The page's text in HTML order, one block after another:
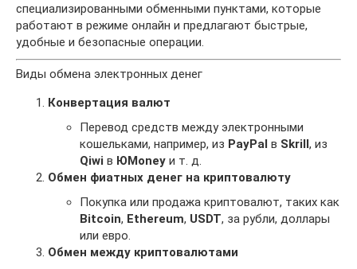
специализированными обменными пунктами, которые
работают в режиме онлайн и предлагают быстрые,
удобные и безопасные операции.
Виды обмена электронных денег
Конвертация валют
Перевод средств между электронными
кошельками, например, из PayPal в Skrill, из
Qiwi в ЮMoney и т. д.
Обмен фиатных денег на криптовалюту
Покупка или продажа криптовалют, таких как
Bitcoin, Ethereum, USDT, за рубли, доллары
или евро.
Обмен между криптовалютами